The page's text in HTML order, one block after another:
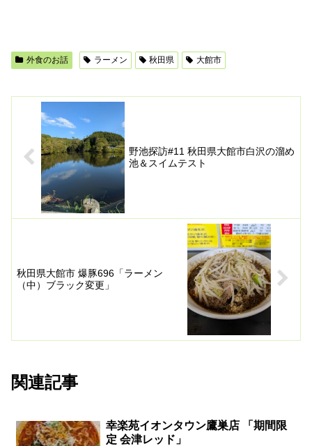
外食のお話 ラーメン 秋田県 大館市
野池探訪#11 秋田県大館市白沢の溜め
池＆スイムテスト
秋田県大館市 爆豚696「ラーメン
（中）ブラック変更」
関連記事
幸楽苑イオンタウン鷹巣店 「期間限
定 会津レッド」